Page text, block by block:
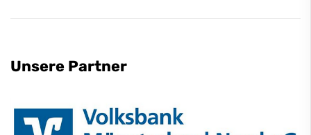
Unsere Partner